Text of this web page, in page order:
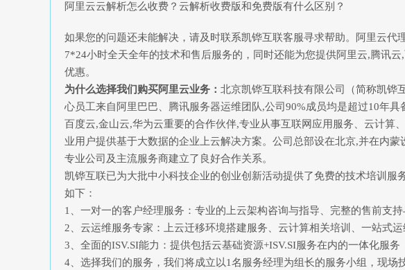
阿里云云解析怎么收费？云解析收费版和免费版有什么区别？
如果您的问题还未能解决，请及时联系凯铧互联客服寻求帮助。阿里云代
7*24小时全天全年的技术和售后服务的，同时还能为您提供阿里云,腾讯
优惠。
为什么选择我们购买阿里云业务： 北京凯铧互联科技有限公司（简称凯铧
心员工来自阿里巴巴、腾讯服务器运维团队,公司90%成员均是超过10年
百度云,金山云,华为云重要的合作伙伴,专业从事互联网应用服务、云计算
业用户提供基于大数据的企业上云解决方案。公司总部设在北京,并在内
专业公司及主流服务商建立了良好合作关系。
凯铧互联已为大批中小科技企业的创业创新活动提供了免费的技术培训服
如下：
1、一对一的客户经理服务：专业的上云架构咨询与指导、完整的售前支
2、云运维服务专家：上云迁移环境搭建服务、云计算相关培训、一站式运
3、全面的ISV.SI能力：提供包括云基础资源+ISV.SI服务在内的一体化服务
4、选择我们的服务，我们将成立以1名服务经理为组长的服务小组，现场